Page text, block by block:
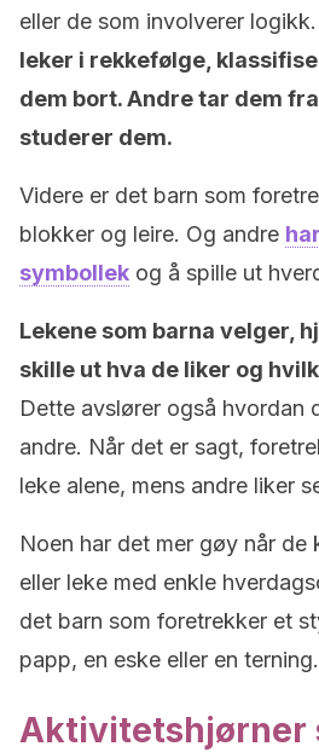
eller de som involverer logikk.
leker i rekkefølge,
dem bort. Andre tar dem
studerer dem.
Videre er det barn som
blokker og leire. Og andre
symbollek og å spille ut
Lekene som barna velger,
skille ut hva de liker og
Dette avslører også hvordan
andre. Når det er sagt,
leke alene, mens andre liker
Noen har det mer gøy når de
eller leke med enkle
det barn som foretrekker et
papp, en eske eller en terning.
Aktivitetshjørner